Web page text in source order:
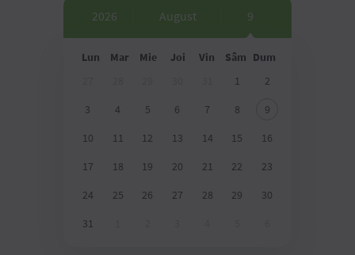
2026 August 9
Lun Mar Mie Joi Vin Sâm Dum
1
2
3
4 5 6 7 8
9
10
11 12 13 14 15
16
17
18 19 20 21 22
23
24
25 26 27 28 29
30
31